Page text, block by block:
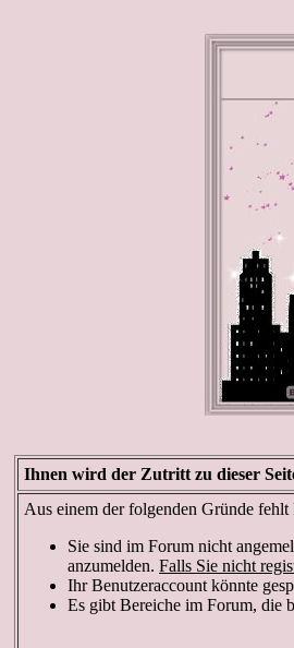
Ihnen wird der Zutritt zu dieser
Aus einem der folgenden Gründe
Sie sind im Forum nicht
anzumelden. Falls Sie nicht
Ihr Benutzeraccount könnte
Es gibt Bereiche im Forum, die